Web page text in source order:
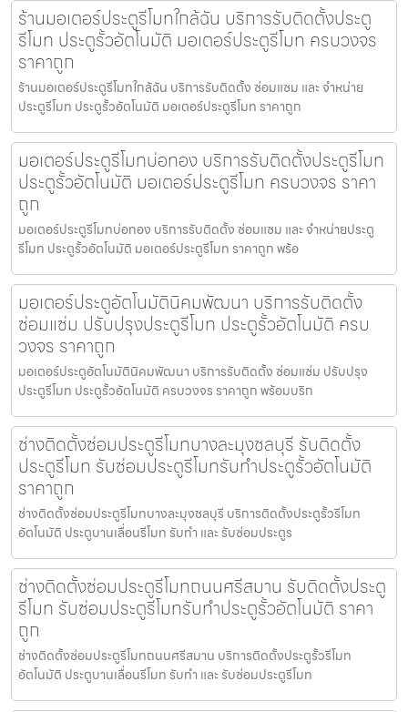
ร้านมอเตอร์ประตูรีโมทใกล้ฉัน บริการรับติดตั้งประตู
รีโมท ประตูรั้วอัตโนมัติ มอเตอร์ประตูรีโมท ครบวงจร
ราคาถูก
ร้านมอเตอร์ประตูรีโมทใกล้ฉัน บริการรับติดตั้ง ซ่อมแซม และ จำหน่าย
ประตูรีโมท ประตูรั้วอัตโนมัติ มอเตอร์ประตูรีโมท ราคาถูก
มอเตอร์ประตูรีโมทบ่อทอง บริการรับติดตั้งประตูรีโมท
ประตูรั้วอัตโนมัติ มอเตอร์ประตูรีโมท ครบวงจร ราคา
ถูก
มอเตอร์ประตูรีโมทบ่อทอง บริการรับติดตั้ง ซ่อมแซม และ จำหน่ายประตู
รีโมท ประตูรั้วอัตโนมัติ มอเตอร์ประตูรีโมท ราคาถูก พร้อ
มอเตอร์ประตูอัตโนมัตินิคมพัฒนา บริการรับติดตั้ง
ซ่อมแซ่ม ปรับปรุงประตูรีโมท ประตูรั้วอัตโนมัติ ครบ
วงจร ราคาถูก
มอเตอร์ประตูอัตโนมัตินิคมพัฒนา บริการรับติดตั้ง ซ่อมแซ่ม ปรับปรุง
ประตูรีโมท ประตูรั้วอัตโนมัติ ครบวงจร ราคาถูก พร้อมบริก
ช่างติดตั้งซ่อมประตูรีโมทบางละมุงชลบุรี รับติดตั้ง
ประตูรีโมท รับซ่อมประตูรีโมทรับทำประตูรั้วอัตโนมัติ
ราคาถูก
ช่างติดตั้งซ่อมประตูรีโมทบางละมุงชลบุรี บริการติดตั้งประตูรั้วรีโมท
อัตโนมัติ ประตูบานเลื่อนรีโมท รับทำ และ รับซ่อมประตูร
ช่างติดตั้งซ่อมประตูรีโมทถนนศรีสมาน รับติดตั้งประตู
รีโมท รับซ่อมประตูรีโมทรับทำประตูรั้วอัตโนมัติ ราคา
ถูก
ช่างติดตั้งซ่อมประตูรีโมทถนนศรีสมาน บริการติดตั้งประตูรั้วรีโมท
อัตโนมัติ ประตูบานเลื่อนรีโมท รับทำ และ รับซ่อมประตูรีโมท